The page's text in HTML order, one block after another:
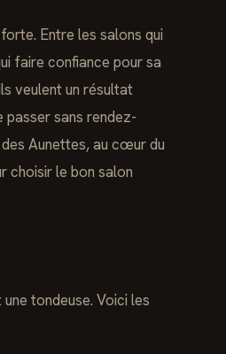
Entre les salons qui
faire confiance pour sa
veulent un résultat
passer sans rendez-
Aunettes, au cœur du
choisir le bon salon
tondeuse. Voici les